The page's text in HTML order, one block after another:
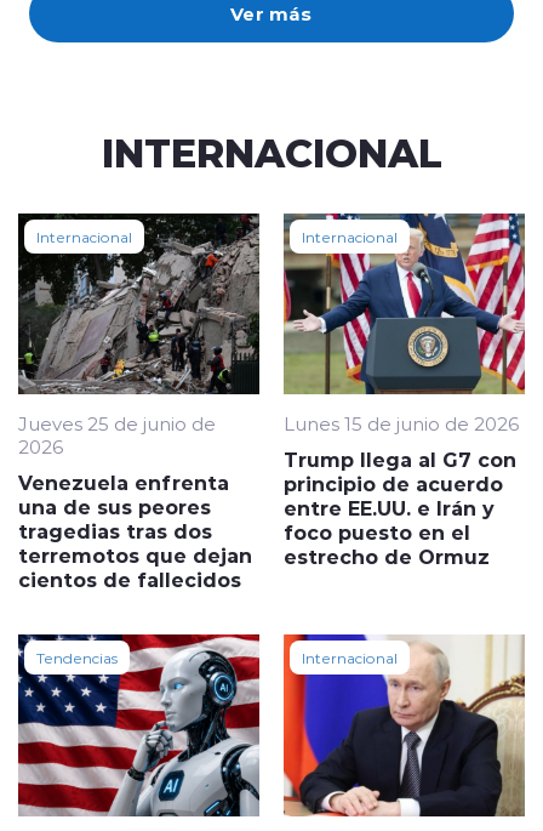
Ver más
INTERNACIONAL
Internacional
Jueves 25 de junio de
2026
Venezuela enfrenta
una de sus peores
tragedias tras dos
terremotos que dejan
cientos de fallecidos
Internacional
Lunes 15 de junio de 2026
Trump llega al G7 con
principio de acuerdo
entre EE.UU. e Irán y
foco puesto en el
estrecho de Ormuz
Tendencias Internacional